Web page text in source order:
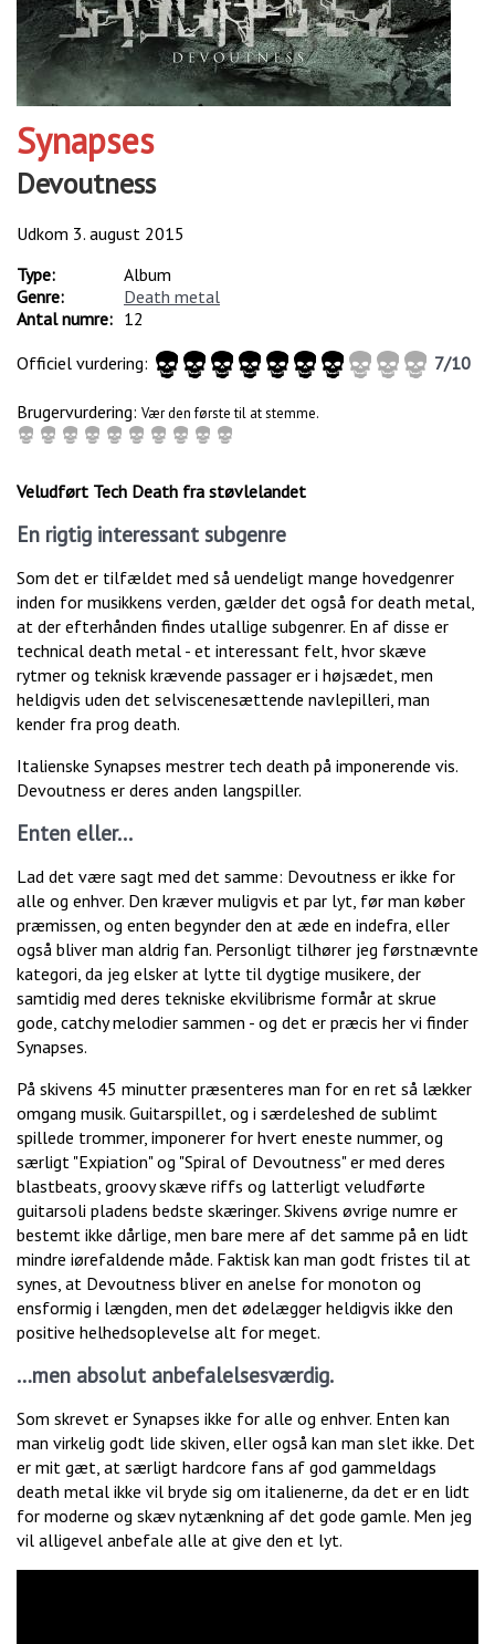
Synapses
Devoutness
Udkom 3. august 2015
Type:
Album
Genre:
Death metal
Antal numre: 12
Officiel vurdering:
7/10
Brugervurdering: Vær den første til at stemme.
Veludført Tech Death fra støvlelandet
En rigtig interessant subgenre
Som det er tilfældet med så uendeligt mange hovedgenrer
inden for musikkens verden, gælder det også for death metal,
at der efterhånden findes utallige subgenrer. En af disse er
technical death metal - et interessant felt, hvor skæve
rytmer og teknisk krævende passager er i højsædet, men
heldigvis uden det selviscenesættende navlepilleri, man
kender fra prog death.
Italienske Synapses mestrer tech death på imponerende vis.
Devoutness er deres anden langspiller.
Enten eller...
Lad det være sagt med det samme: Devoutness er ikke for
alle og enhver. Den kræver muligvis et par lyt, før man køber
præmissen, og enten begynder den at æde en indefra, eller
også bliver man aldrig fan. Personligt tilhører jeg førstnævnte
kategori, da jeg elsker at lytte til dygtige musikere, der
samtidig med deres tekniske ekvilibrisme formår at skrue
gode, catchy melodier sammen - og det er præcis her vi finder
Synapses.
På skivens 45 minutter præsenteres man for en ret så lækker
omgang musik. Guitarspillet, og i særdeleshed de sublimt
spillede trommer, imponerer for hvert eneste nummer, og
særligt "Expiation" og "Spiral of Devoutness" er med deres
blastbeats, groovy skæve riffs og latterligt veludførte
guitarsoli pladens bedste skæringer. Skivens øvrige numre er
bestemt ikke dårlige, men bare mere af det samme på en lidt
mindre iørefaldende måde. Faktisk kan man godt fristes til at
synes, at Devoutness bliver en anelse for monoton og
ensformig i længden, men det ødelægger heldigvis ikke den
positive helhedsoplevelse alt for meget.
…men absolut anbefalelsesværdig.
Som skrevet er Synapses ikke for alle og enhver. Enten kan
man virkelig godt lide skiven, eller også kan man slet ikke. Det
er mit gæt, at særligt hardcore fans af god gammeldags
death metal ikke vil bryde sig om italienerne, da det er en lidt
for moderne og skæv nytænkning af det gode gamle. Men jeg
vil alligevel anbefale alle at give den et lyt.